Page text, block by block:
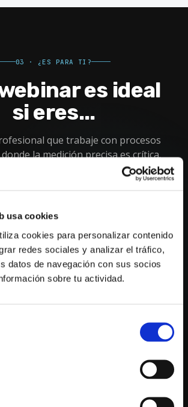
usa cookies
cookies para personalizar contenido
redes sociales y analizar el tráfico,
datos de navegación con sus socios
sobre tu actividad.
03 · ¿ES PARA TI?
es ideal
si eres...
que trabaje con procesos
la medición precisa es crítica.
Instrumentación
Proyectos